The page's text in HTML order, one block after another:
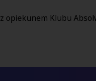
opiekunem Klubu